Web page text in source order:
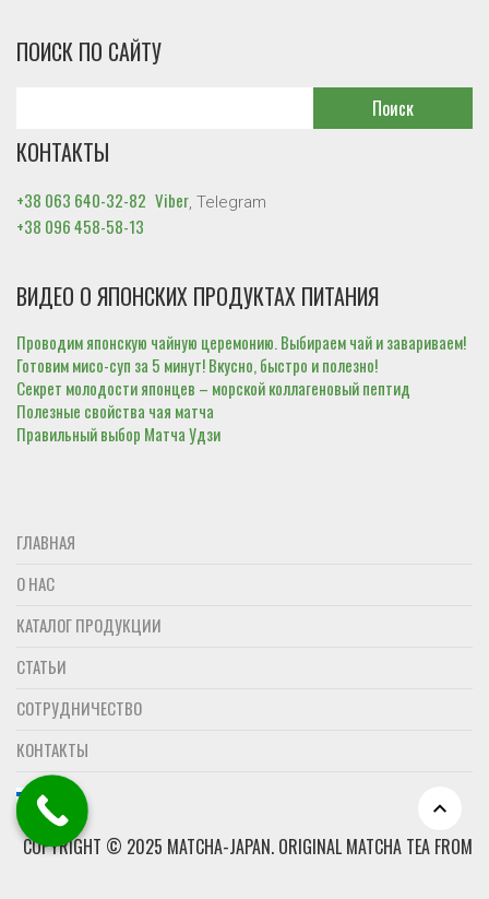
ПОИСК ПО САЙТУ
КОНТАКТЫ
+38 063 640-32-82 Viber, Telegram
+38 096 458-58-13
ВИДЕО О ЯПОНСКИХ ПРОДУКТАХ ПИТАНИЯ
Проводим японскую чайную церемонию. Выбираем чай и завариваем!
Готовим мисо-суп за 5 минут! Вкусно, быстро и полезно!
Секрет молодости японцев – морской коллагеновый пептид
Полезные свойства чая матча
Правильный выбор Матча Удзи
ГЛАВНАЯ
О НАС
КАТАЛОГ ПРОДУКЦИИ
СТАТЬИ
СОТРУДНИЧЕСТВО
КОНТАКТЫ
COPYRIGHT © 2025 MATCHA-JAPAN. ОRIGINAL MATCHA TEA FROM